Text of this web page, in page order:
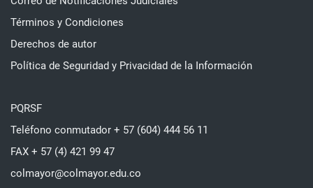
Términos y Condiciones
Derechos de autor
Política de Seguridad y Privacidad de la Información
PQRSF
Teléfono conmutador + 57 (604) 444 56 11
FAX + 57 (4) 421 99 47
colmayor@colmayor.edu.co